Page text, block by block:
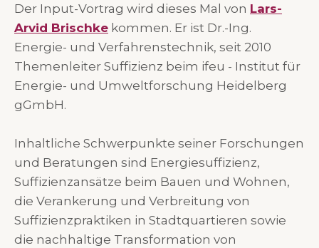
Der Input-Vortrag wird dieses Mal von Lars-
Arvid Brischke kommen. Er ist Dr.-Ing.
Energie- und Verfahrenstechnik, seit 2010
Themenleiter Suffizienz beim ifeu - Institut für
Energie- und Umweltforschung Heidelberg
gGmbH.
Inhaltliche Schwerpunkte seiner Forschungen
und Beratungen sind Energiesuffizienz,
Suffizienzansätze beim Bauen und Wohnen,
die Verankerung und Verbreitung von
Suffizienzpraktiken in Stadtquartieren sowie
die nachhaltige Transformation von